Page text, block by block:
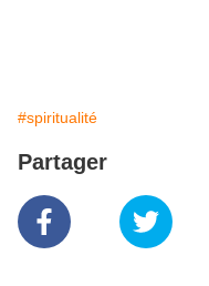
#spiritualité
Partager